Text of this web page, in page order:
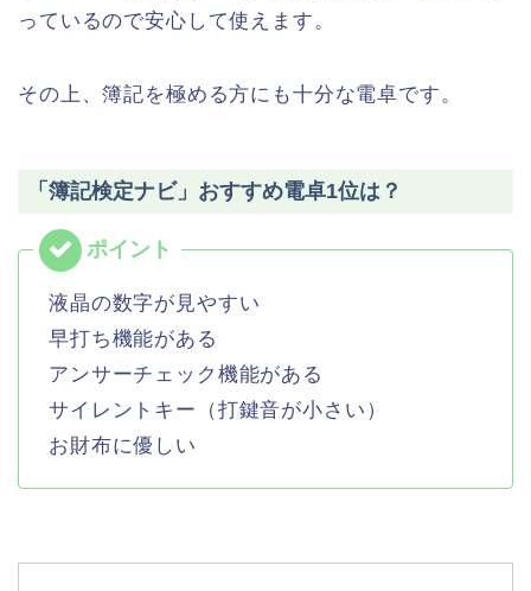
っているので安心して使えます。
その上、簿記を極める方にも十分な電卓です。
「簿記検定ナビ」おすすめ電卓1位は？
液晶の数字が見やすい
早打ち機能がある
アンサーチェック機能がある
サイレントキー（打鍵音が小さい）
お財布に優しい